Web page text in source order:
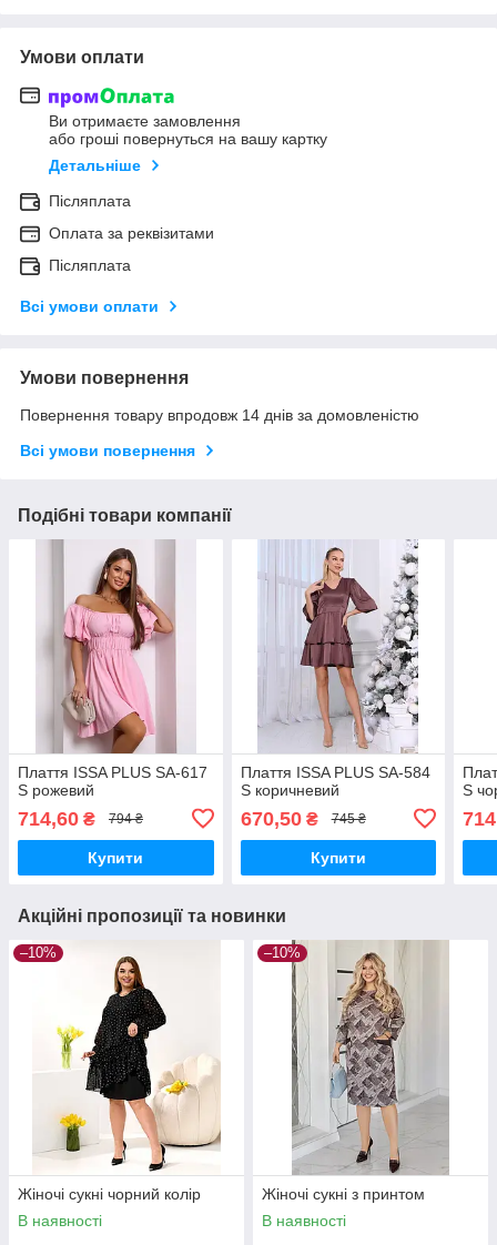
Умови оплати
Ви отримаєте замовлення
або гроші повернуться на вашу картку
Детальніше
Післяплата
Оплата за реквізитами
Післяплата
Всі умови оплати
Умови повернення
Повернення товару впродовж 14 днів за домовленістю
Всі умови повернення
Подібні товари компанії
Плаття ISSA PLUS SA-617
S рожевий
714,60 ₴ 794 ₴
Купити
Плаття ISSA PLUS SA-584
S коричневий
670,50₴ 745 ₴
Купити
S
Акційні пропозиції та новинки
–10%
Жіночі сукні чорний колір
В наявності
–10%
Жіночі сукні з принтом
В наявності